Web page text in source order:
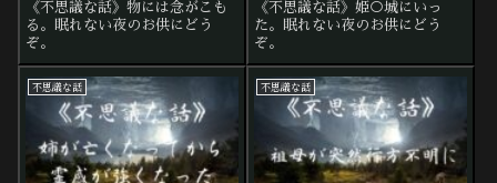
《不思議な話》物には念がこも
る。眠れない夜のお供にどう
ぞ。
《不思議な話》姫○城にいっ
た。眠れない夜のお供にどう
ぞ。
不思議な話 不思議な話